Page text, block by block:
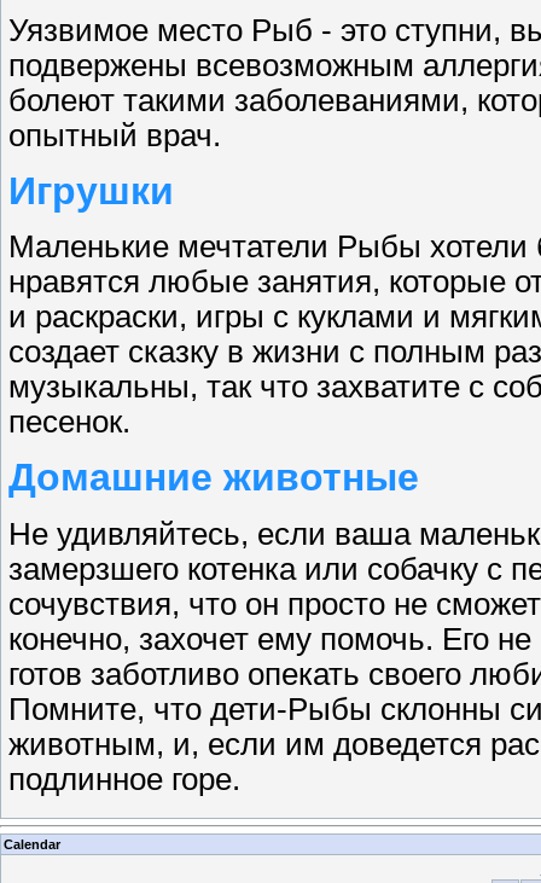
Уязвимое место Рыб - это ступни,
подвержены всевозможным
болеют такими заболеваниями,
опытный врач.
Игрушки
Маленькие мечтатели Рыбы хотели
нравятся любые занятия, которые
и раскраски, игры с куклами и
создает сказку в жизни с полным
музыкальны, так что захватите с
песенок.
Домашние животные
Не удивляйтесь, если ваша
замерзшего котенка или собачку с
сочувствия, что он просто не
конечно, захочет ему помочь. Его
готов заботливо опекать своего
Помните, что дети-Рыбы склонны
животным, и, если им доведется
подлинное горе.
Calendar